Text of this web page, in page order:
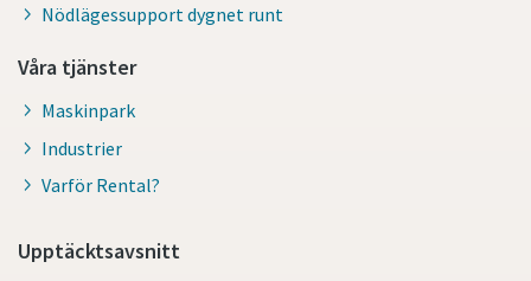
Nödlägessupport dygnet runt
Våra tjänster
Maskinpark
Industrier
Varför Rental?
Upptäcktsavsnitt